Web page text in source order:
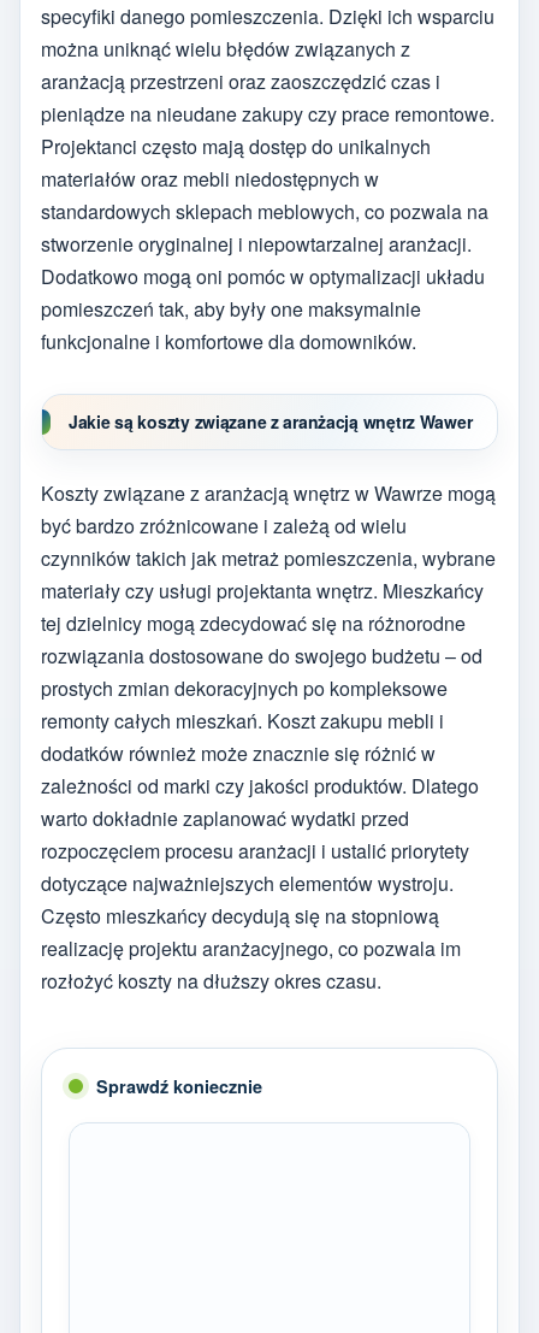
specyfiki danego pomieszczenia. Dzięki ich wsparciu
można uniknąć wielu błędów związanych z
aranżacją przestrzeni oraz zaoszczędzić czas i
pieniądze na nieudane zakupy czy prace remontowe.
Projektanci często mają dostęp do unikalnych
materiałów oraz mebli niedostępnych w
standardowych sklepach meblowych, co pozwala na
stworzenie oryginalnej i niepowtarzalnej aranżacji.
Dodatkowo mogą oni pomóc w optymalizacji układu
pomieszczeń tak, aby były one maksymalnie
funkcjonalne i komfortowe dla domowników.
Jakie są koszty związane z aranżacją wnętrz Wawer
Koszty związane z aranżacją wnętrz w Wawrze mogą
być bardzo zróżnicowane i zależą od wielu
czynników takich jak metraż pomieszczenia, wybrane
materiały czy usługi projektanta wnętrz. Mieszkańcy
tej dzielnicy mogą zdecydować się na różnorodne
rozwiązania dostosowane do swojego budżetu – od
prostych zmian dekoracyjnych po kompleksowe
remonty całych mieszkań. Koszt zakupu mebli i
dodatków również może znacznie się różnić w
zależności od marki czy jakości produktów. Dlatego
warto dokładnie zaplanować wydatki przed
rozpoczęciem procesu aranżacji i ustalić priorytety
dotyczące najważniejszych elementów wystroju.
Często mieszkańcy decydują się na stopniową
realizację projektu aranżacyjnego, co pozwala im
rozłożyć koszty na dłuższy okres czasu.
Sprawdź koniecznie